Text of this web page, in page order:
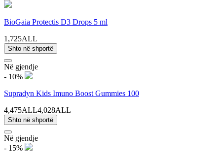
BioGaia Protectis D3 Drops 5 ml
1,725ALL
Shto në shportë
Në gjendje
- 10%
Supradyn Kids Imuno Boost Gummies 100
4,475ALL4,028ALL
Shto në shportë
Në gjendje
- 15%